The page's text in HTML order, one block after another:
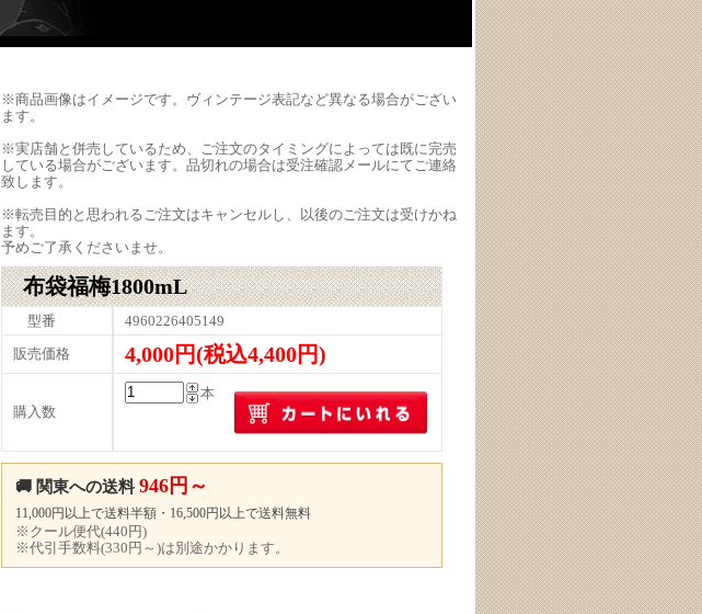
※商品画像はイメージです。ヴィンテージ表記など異なる場合がござい
ます。
※実店舗と併売しているため、ご注文のタイミングによっては既に完売
している場合がございます。品切れの場合は受注確認メールにてご連絡
致します。
※転売目的と思われるご注文はキャンセルし、以後のご注文は受けかね
ます。
予めご了承くださいませ。
布袋福梅1800mL
型番
4960226405149
販売価格
4,000円(税込4,400円)
購入数
本
🚚 関東への送料 946円～
11,000円以上で送料半額・16,500円以上で送料無料
※クール便代(440円)
※代引手数料(330円～)は別途かかります。